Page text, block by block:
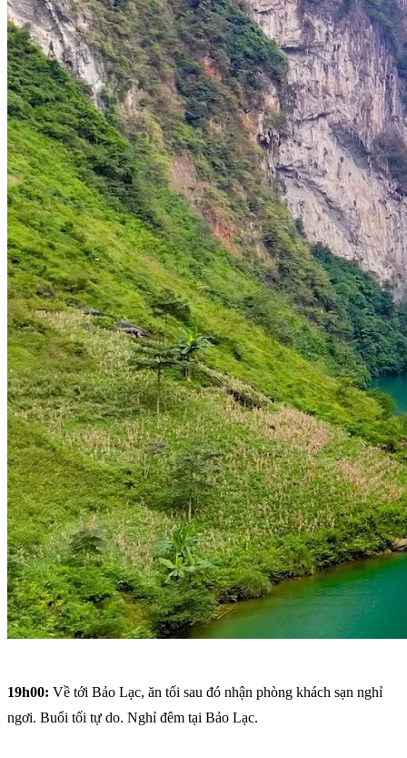
19h00: Về tới Bảo Lạc, ăn tối sau đó nhận phòng khách sạn nghỉ
ngơi. Buổi tối tự do. Nghỉ đêm tại Bảo Lạc.